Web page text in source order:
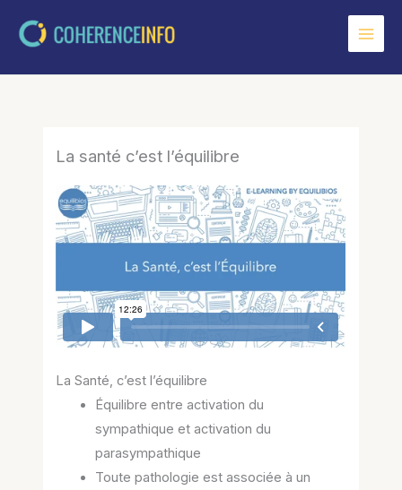
La santé c’est l’équilibre
La Santé, c’est l’équilibre
Équilibre entre activation du
sympathique et activation du
parasympathique
Toute pathologie est associée à un